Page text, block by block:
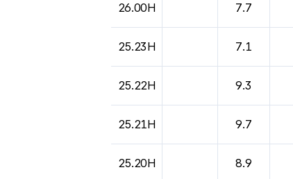
26.00H 7.7
25.23H 7.1
25.22H 9.3
25.21H 9.7
25.20H 8.9